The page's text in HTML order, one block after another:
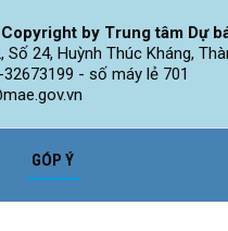
by Trung tâm Dự
Số 24, Huỳnh Thúc Kháng,
- số máy lẻ 701
GÓP Ý